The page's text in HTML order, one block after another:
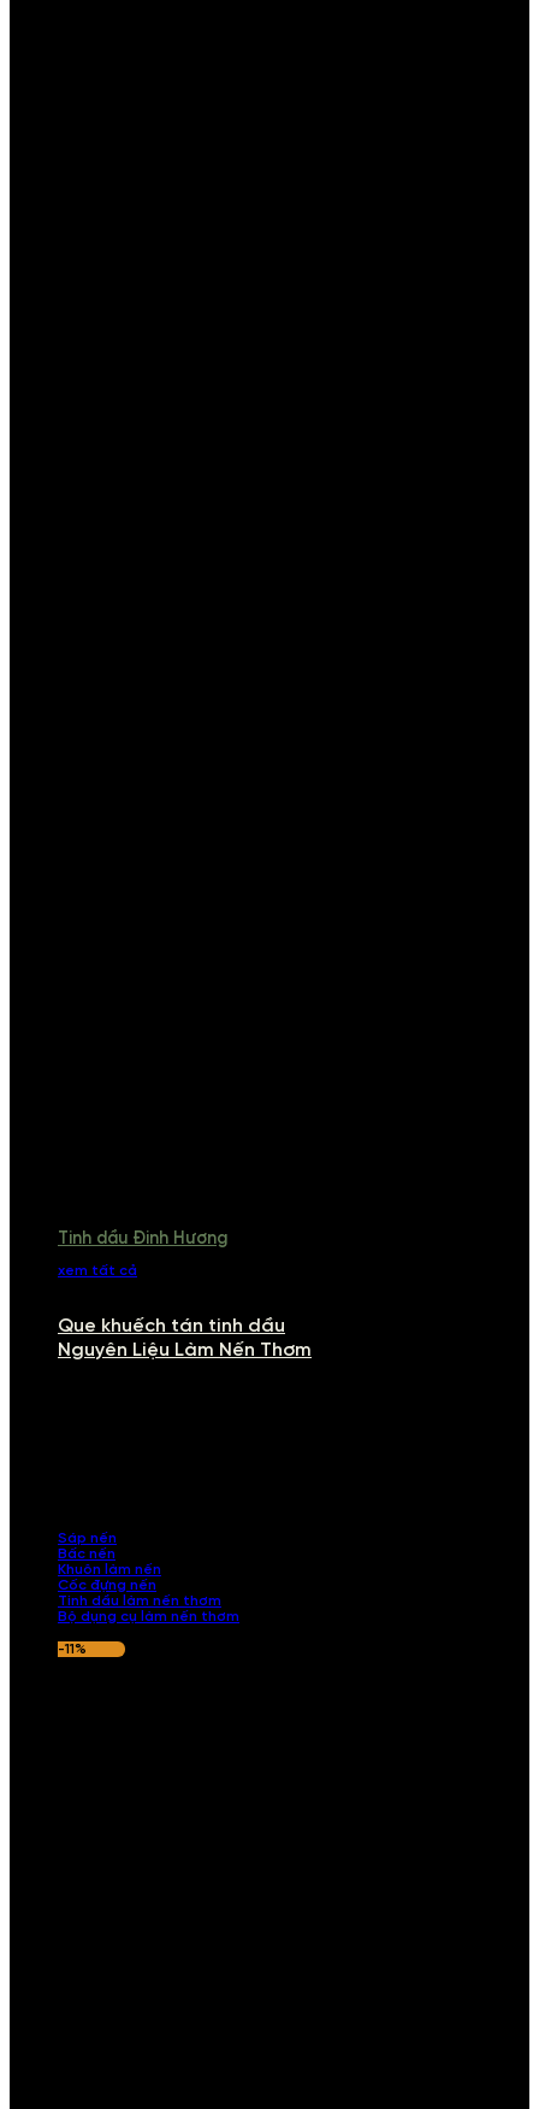
Tinh dầu Đinh Hương
xem tất cả
Que khuếch tán tinh dầu
Nguyên Liệu Làm Nến Thơm
Sáp nến
Bấc nến
Khuôn làm nến
Cốc đựng nến
Tinh dầu làm nến thơm
Bộ dụng cụ làm nến thơm
-11%